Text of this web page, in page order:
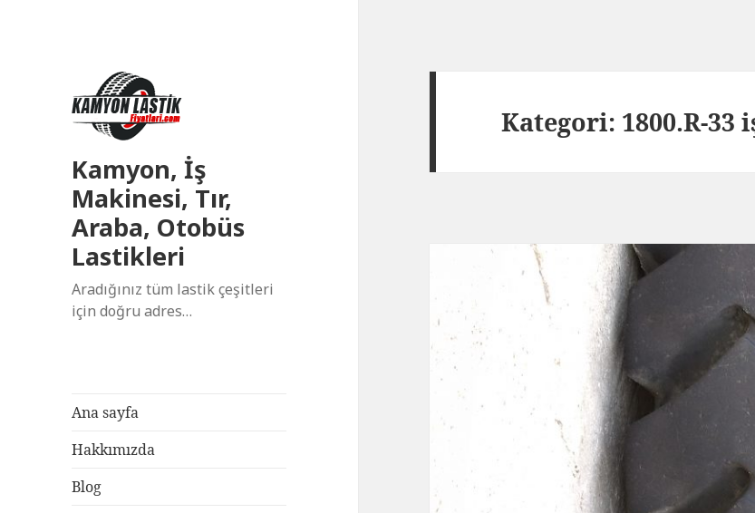
Kamyon, İş
Makinesi, Tır,
Araba, Otobüs
Lastikleri
Aradığınız tüm lastik çeşitleri
için doğru adres…
Ana sayfa
Hakkımızda
Blog
Kategori: 1800.R-33